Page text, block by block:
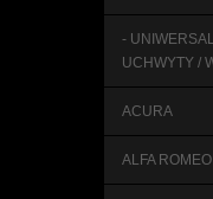
-
UCHWYTY /
ACURA
ALFA ROMEO